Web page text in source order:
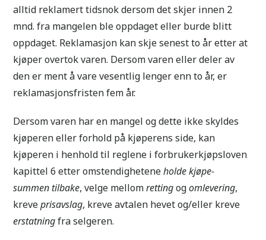
alltid reklamert tidsnok dersom det skjer innen 2
mnd. fra mangelen ble oppdaget eller burde blitt
oppdaget. Reklamasjon kan skje senest to år etter at
kjøper overtok varen. Dersom varen eller deler av
den er ment å vare vesentlig lenger enn to år, er
reklamasjonsfristen fem år.
Dersom varen har en mangel og dette ikke skyldes
kjøperen eller forhold på kjøperens side, kan
kjøperen i henhold til reglene i forbrukerkjøpsloven
kapittel 6 etter omstendigheteneholde kjøpe-
summen tilbake, velge mellomrettingogomlevering,
kreveprisavslag, kreve avtalen hevet og/eller kreve
erstatningfra selgeren.